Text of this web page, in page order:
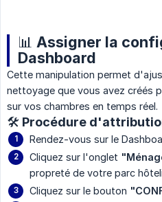
📊 Assigner la
Dashboard
Cette manipulation permet
nettoyage que vous avez créés
sur vos chambres en temps réel.
🛠️ Procédure
Rendez-vous sur le
Cliquez sur l'onglet
propreté de votre parc
Cliquez sur le bouton